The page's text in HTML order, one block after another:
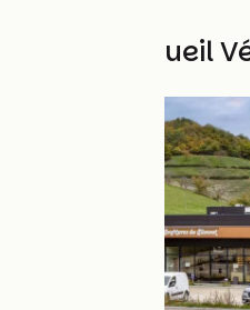
Autres Accueil